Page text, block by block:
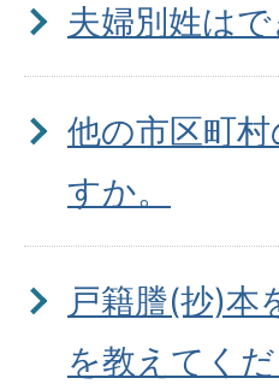
夫婦別姓はで
他の市区町
すか。
戸籍謄(抄)本
を教えてくだ